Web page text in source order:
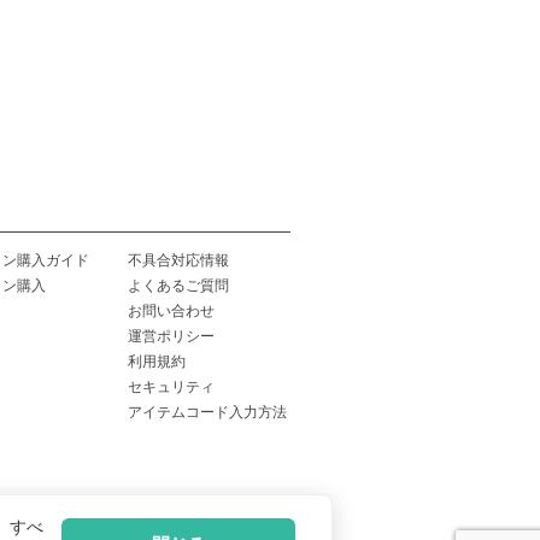
すべ
購入ガイド
購入
不具合対応情報
よくあるご質問
お問い合わせ
運営ポリシー
利用規約
セキュリティ
アイテムコード入力方法